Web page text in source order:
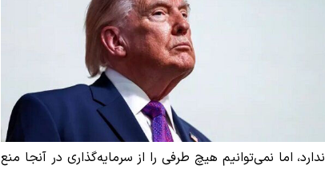
اما نمی‌توانیم هیچ طرفی را از سرمایه‌گذاری در آنجا منع